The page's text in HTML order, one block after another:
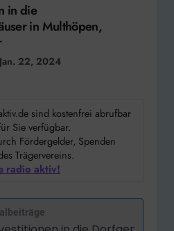
in die
in Multhöpen,
Jan. 22, 2024
sind kostenfrei abrufbar
Sie verfügbar.
Fördergelder, Spenden
Trägervereins.
radio aktiv!